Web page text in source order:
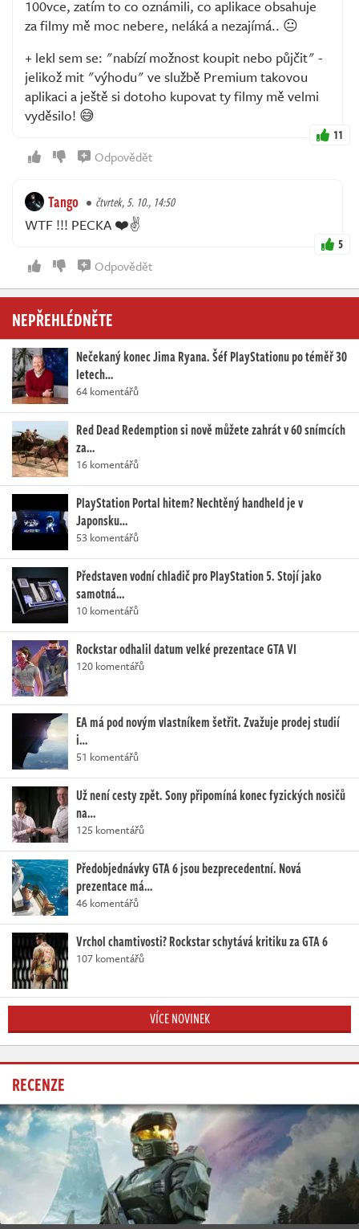
100vce, zatím to co oznámili, co aplikace obsahuje
za filmy mě moc nebere, neláká a nezajímá.. 😐
+ lekl sem se: "nabízí možnost koupit nebo půjčit" -
jelikož mit "výhodu" ve službě Premium takovou
aplikaci a ještě si dotoho kupovat ty filmy mě velmi
vyděsilo! 😅
11
Odpovědět
Tango čtvrtek, 5. 10., 14:50
WTF !!! PECKA ❤️✌️
5
Odpovědět
NEPŘEHLÉDNĚTE
Nečekaný konec Jima Ryana. Šéf PlayStationu po téměř 30
letech…
64 komentářů
Red Dead Redemption si nově můžete zahrát v 60 snímcích
za…
16 komentářů
PlayStation Portal hitem? Nechtěný handheld je v
Japonsku…
53 komentářů
Představen vodní chladič pro PlayStation 5. Stojí jako
samotná…
10 komentářů
Rockstar odhalil datum velké prezentace GTA VI
120 komentářů
EA má pod novým vlastníkem šetřit. Zvažuje prodej studií
i…
51 komentářů
Už není cesty zpět. Sony připomíná konec fyzických nosičů
na…
125 komentářů
Předobjednávky GTA 6 jsou bezprecedentní. Nová
prezentace má…
46 komentářů
Vrchol chamtivosti? Rockstar schytává kritiku za GTA 6
107 komentářů
VÍCE NOVINEK
RECENZE